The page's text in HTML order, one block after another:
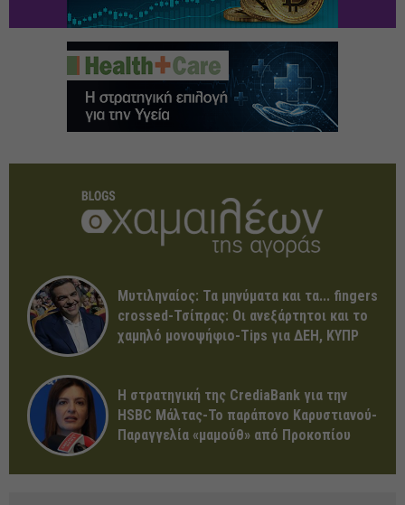
Μυτιληναίος: Τα μηνύματα και τα... fingers
crossed-Τσίπρας: Οι ανεξάρτητοι και το
χαμηλό μονοψήφιο-Tips για ΔΕΗ, ΚΥΠΡ
Η στρατηγική της CrediaBank για την
HSBC Μάλτας-Το παράπονο Καρυστιανού-
Παραγγελία «μαμούθ» από Προκοπίου